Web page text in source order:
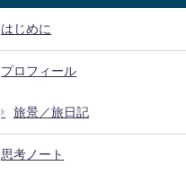
はじめに
プロフィール
旅景／旅日記
思考ノート